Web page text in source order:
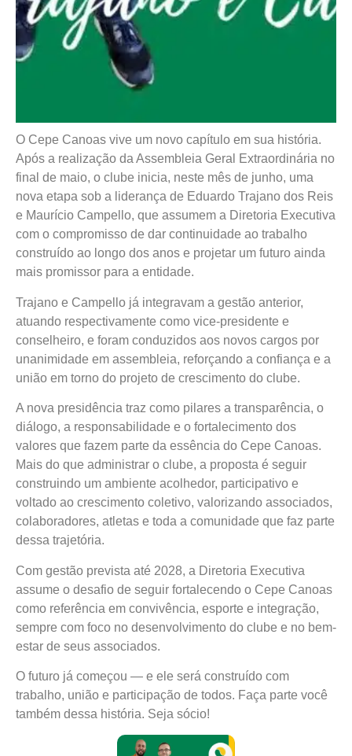
O Cepe Canoas vive um novo capítulo em sua história.
Após a realização da Assembleia Geral Extraordinária no
final de maio, o clube inicia, neste mês de junho, uma
nova etapa sob a liderança de Eduardo Trajano dos Reis
e Maurício Campello, que assumem a Diretoria Executiva
com o compromisso de dar continuidade ao trabalho
construído ao longo dos anos e projetar um futuro ainda
mais promissor para a entidade.
Trajano e Campello já integravam a gestão anterior,
atuando respectivamente como vice-presidente e
conselheiro, e foram conduzidos aos novos cargos por
unanimidade em assembleia, reforçando a confiança e a
união em torno do projeto de crescimento do clube.
A nova presidência traz como pilares a transparência, o
diálogo, a responsabilidade e o fortalecimento dos
valores que fazem parte da essência do Cepe Canoas.
Mais do que administrar o clube, a proposta é seguir
construindo um ambiente acolhedor, participativo e
voltado ao crescimento coletivo, valorizando associados,
colaboradores, atletas e toda a comunidade que faz parte
dessa trajetória.
Com gestão prevista até 2028, a Diretoria Executiva
assume o desafio de seguir fortalecendo o Cepe Canoas
como referência em convivência, esporte e integração,
sempre com foco no desenvolvimento do clube e no bem-
estar de seus associados.
O futuro já começou — e ele será construído com
trabalho, união e participação de todos. Faça parte você
também dessa história. Seja sócio!